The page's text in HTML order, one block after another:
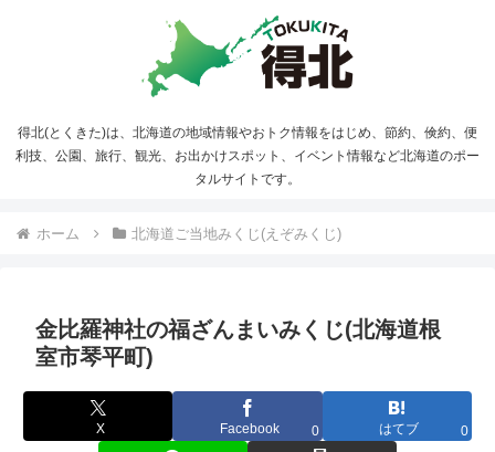
得北(とくきた)は、北海道の地域情報やおトク情報をはじめ、節約、倹約、便
利技、公園、旅行、観光、お出かけスポット、イベント情報など北海道のポー
タルサイトです。
ホーム 北海道ご当地みくじ(えぞみくじ)
金比羅神社の福ざんまいみくじ(北海道根
室市琴平町)
X Facebook 0 はてブ 0